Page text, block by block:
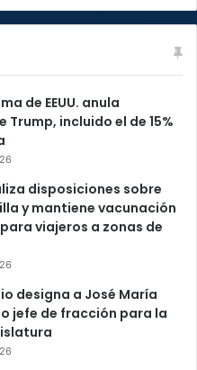
de EEUU. anula
Trump, incluido el de 15%
disposiciones sobre
y mantiene vacunación
viajeros a zonas de
designa a José María
jefe de fracción para la